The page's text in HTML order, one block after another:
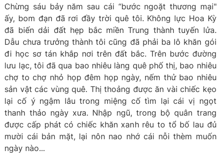
Chừng sáu bảy năm sau cái “bước ngoặt thương mại"
ấy, bom đạn đã rơi đầy trời quê tôi. Không lực Hoa Kỳ
đã biến dải đất hẹp bắc miền Trung thành tuyến lửa.
Dẫu chưa trưởng thành tôi cũng đã phải ba lô khăn gói
đi học sơ tán khắp nơi trên đất bắc. Trên bước đường
lưu lạc, tôi đã qua bao nhiêu làng quê phố thị, bao nhiêu
chợ to chợ nhỏ họp đêm họp ngày, nếm thử bao nhiêu
sản vật các vùng quê. Thị thoảng được ăn vài chiếc kẹo
lại cố ý ngậm lâu trong miệng cố tìm lại cái vị ngọt
thanh thảo ngày xưa. Nhập ngũ, trong bộ quân trang
được cấp phát có chiếc khăn xanh rêu to tổ bố lau đủ
mười cái bản mặt, lại nôn nao nhớ cái nỗi thèm muốn
ngày nào...